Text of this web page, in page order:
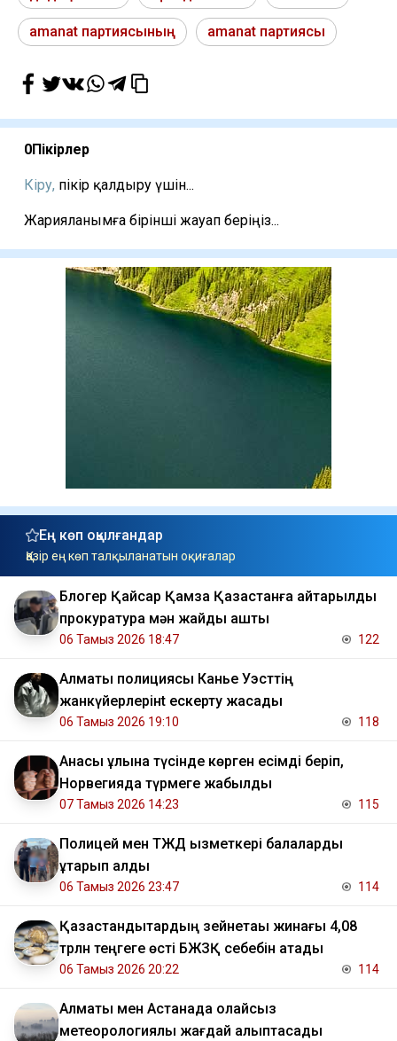
amanat партиясының amanat партиясы
0Пікірлер
Кіру, пікір қалдыру үшін...
Жарияланымға бірінші жауап беріңіз...
Ең көп оқылғандар
Қазір ең көп талқыланатын оқиғалар
Блогер Қайсар Қамза Қазақстанға қайтарылды
прокуратура мән жайды ашты
06 Тамыз 2026 18:47 122
Алматы полициясы Канье Уэсттің
жанкүйерлерінt ескерту жасады
06 Тамыз 2026 19:10 118
Анасы ұлына түсінде көрген есімді беріп,
Норвегияда түрмеге жабылды
07 Тамыз 2026 14:23 115
Полицей мен ТЖД қызметкері балаларды
құтқарып қалды
06 Тамыз 2026 23:47 114
Қазақстандықтардың зейнетақы жинағы 4,08
трлн теңгеге өсті БЖЗҚ себебін атады
06 Тамыз 2026 20:22 114
Алматы мен Астанада қолайсыз
метеорологиялық жағдай қалыптасады